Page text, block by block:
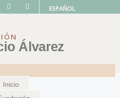
ESPAÑOL
Álvarez
Inicio